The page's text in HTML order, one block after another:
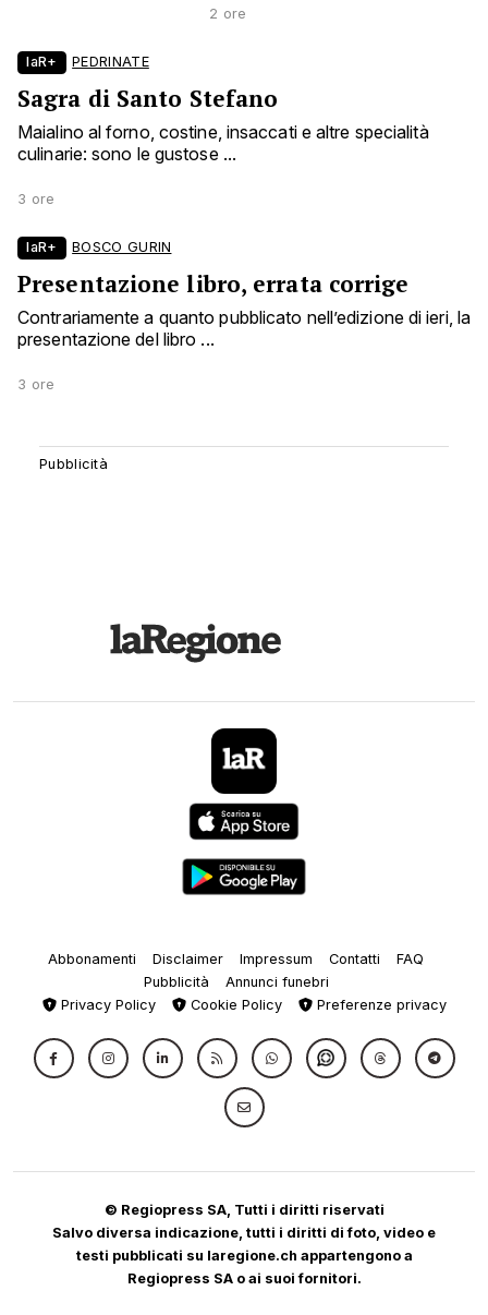
2 ore
laR+ PEDRINATE
Sagra di Santo Stefano
Maialino al forno, costine, insaccati e altre specialità
culinarie: sono le gustose ...
3 ore
laR+ BOSCO GURIN
Presentazione libro, errata corrige
Contrariamente a quanto pubblicato nell’edizione di ieri, la
presentazione del libro ...
3 ore
Abbonamenti Disclaimer Impressum Contatti
FAQ
Pubblicità
Annunci funebri
Privacy Policy
Cookie Policy Preferenze privacy
© Regiopress SA, Tutti i diritti riservati
Salvo diversa indicazione, tutti i diritti di foto, video e
testi pubblicati su laregione.ch appartengono a
Regiopress SA o ai suoi fornitori.